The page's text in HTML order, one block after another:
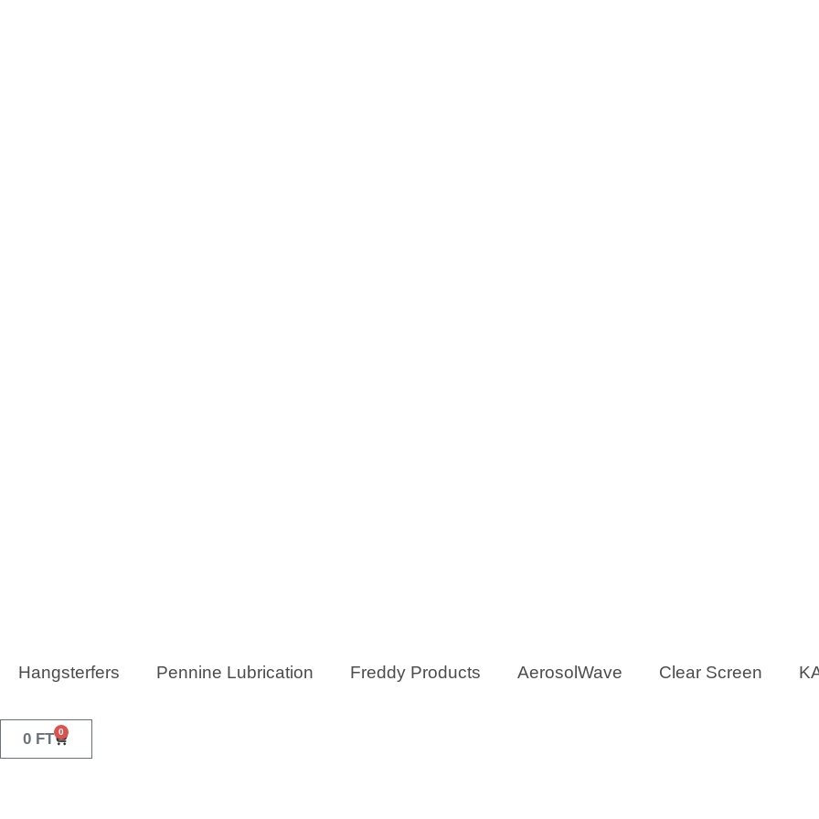
Hangsterfers Pennine Lubrication Freddy Products AerosolWave Clear Screen
0 FT 0